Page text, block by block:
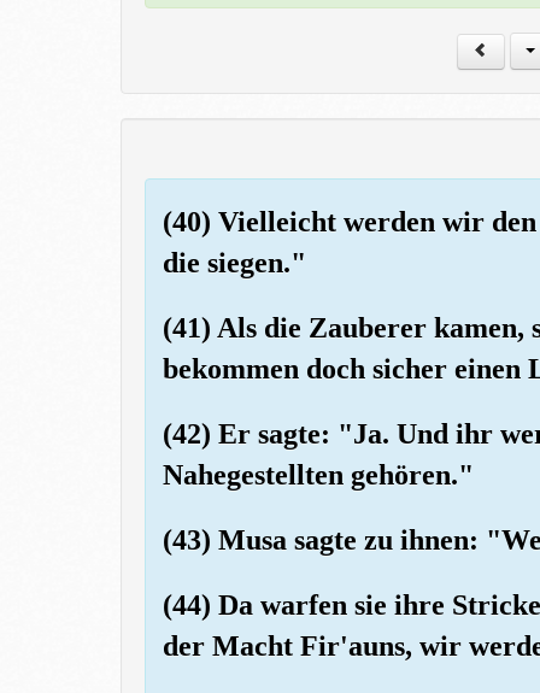
(40) Vielleicht werden wir
die siegen."
(41) Als die Zauberer
bekommen doch sicher einen
(42) Er sagte: "Ja. Und ihr
Nahegestellten gehören."
(43) Musa sagte zu ihnen:
(44) Da warfen sie ihre
der Macht Fir'auns, wir